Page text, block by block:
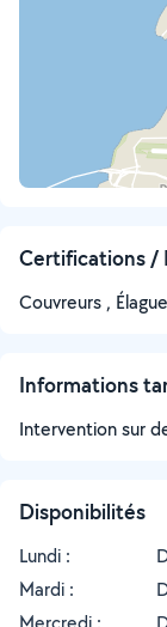
Certifications /
Couvreurs ,
Informations
Intervention sur
Disponibilités
Lundi :
Mardi :